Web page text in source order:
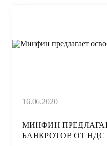
16.06.2020
МИНФИН
БАНКРОТОВ ОТ НДС